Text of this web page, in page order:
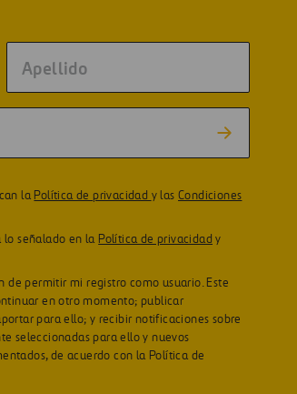
la Política de privacidad y lasCondiciones
lo señalado en la Política de privacidad y
permitir mi registro como usuario. Este
en otro momento; publicar
para ello; y recibir notificaciones sobre
seleccionadas para ello y nuevos
de acuerdo con la Política de